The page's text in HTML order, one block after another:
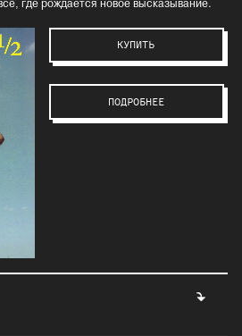
где рождается новое высказывание.
КУПИТЬ
ПОДРОБНЕЕ